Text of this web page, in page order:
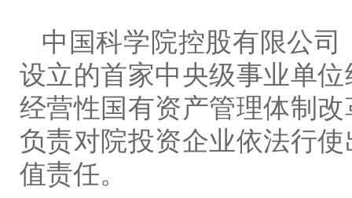
中国科学院控股有限公
设立的首家中央级事业单
经营性国有资产管理体制
负责对院投资企业依法行
值责任。